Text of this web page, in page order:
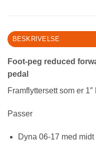
BESKRIVELSE
Foot-peg reduced
pedal
Framflyttersett som er
Passer
Dyna 06-17 med